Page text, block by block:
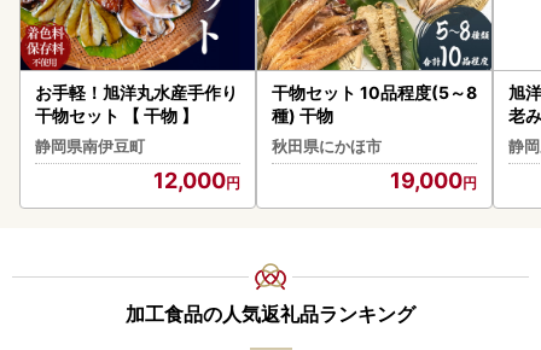
お手軽！旭洋丸水産手作り
干物セット 【 干物 】
静岡県南伊豆町
12,000
干物セット 10品程度(5～8
種) 干物
秋田県にかほ市
19,000
旭
老
】
静
加工食品の人気返礼品ランキング